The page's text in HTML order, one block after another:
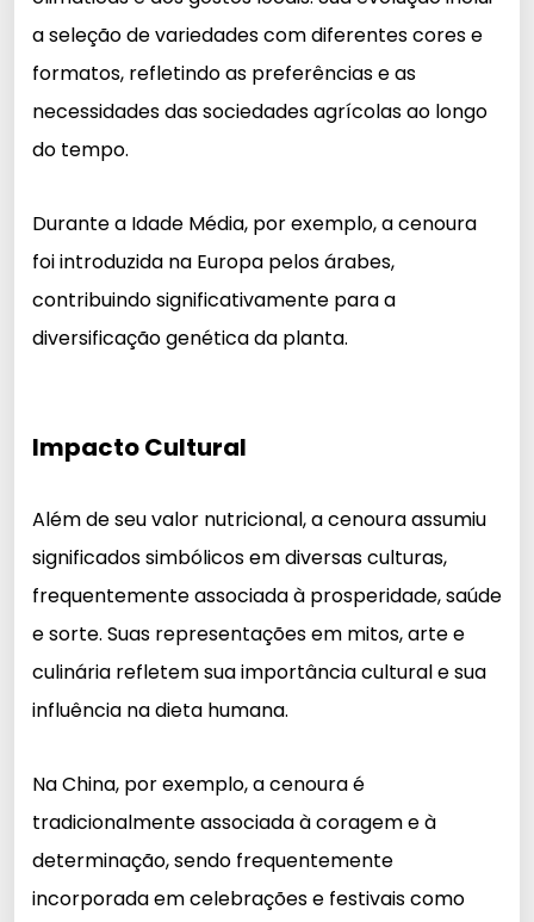
a seleção de variedades com diferentes cores e
formatos, refletindo as preferências e as
necessidades das sociedades agrícolas ao longo
do tempo.
Durante a Idade Média, por exemplo, a cenoura
foi introduzida na Europa pelos árabes,
contribuindo significativamente para a
diversificação genética da planta.
Impacto Cultural
Além de seu valor nutricional, a cenoura assumiu
significados simbólicos em diversas culturas,
frequentemente associada à prosperidade, saúde
e sorte. Suas representações em mitos, arte e
culinária refletem sua importância cultural e sua
influência na dieta humana.
Na China, por exemplo, a cenoura é
tradicionalmente associada à coragem e à
determinação, sendo frequentemente
incorporada em celebrações e festivais como